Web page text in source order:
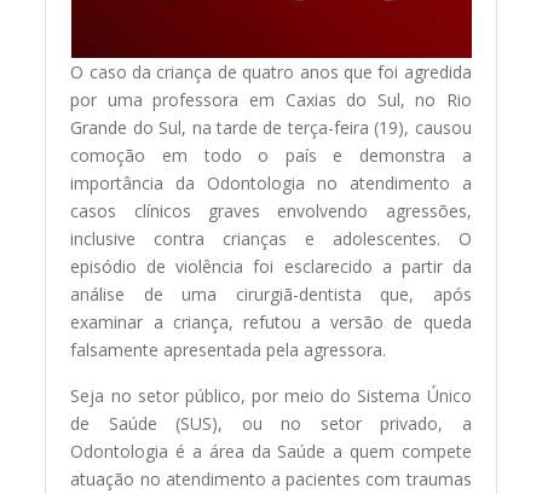
O caso da criança de quatro anos que foi agredida
por uma professora em Caxias do Sul, no Rio
Grande do Sul, na tarde de terça-feira (19), causou
comoção em todo o país e demonstra a
importância da Odontologia no atendimento a
casos clínicos graves envolvendo agressões,
inclusive contra crianças e adolescentes. O
episódio de violência foi esclarecido a partir da
análise de uma cirurgiã-dentista que, após
examinar a criança, refutou a versão de queda
falsamente apresentada pela agressora.
Seja no setor público, por meio do Sistema Único
de Saúde (SUS), ou no setor privado, a
Odontologia é a área da Saúde a quem compete
atuação no atendimento a pacientes com traumas